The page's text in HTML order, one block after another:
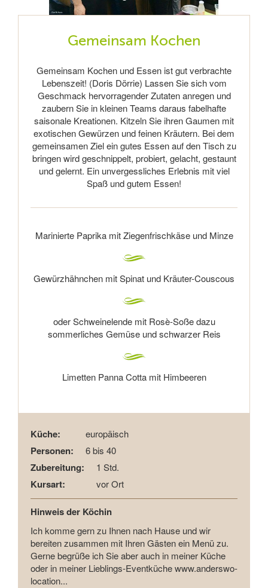
Gemeinsam Kochen
Gemeinsam Kochen und Essen ist gut verbrachte
Lebenszeit! (Doris Dörrie) Lassen Sie sich vom
Geschmack hervorragender Zutaten anregen und
zaubern Sie in kleinen Teams daraus fabelhafte
saisonale Kreationen. Kitzeln Sie ihren Gaumen mit
exotischen Gewürzen und feinen Kräutern. Bei dem
gemeinsamen Ziel ein gutes Essen auf den Tisch zu
bringen wird geschnippelt, probiert, gelacht, gestaunt
und gelernt. Ein unvergessliches Erlebnis mit viel
Spaß und gutem Essen!
Marinierte Paprika mit Ziegenfrischkäse und Minze
Gewürzhähnchen mit Spinat und Kräuter-Couscous
oder Schweinelende mit Rosè-Soße dazu
sommerliches Gemüse und schwarzer Reis
Limetten Panna Cotta mit Himbeeren
Küche: europäisch
Personen: 6 bis 40
Zubereitung: 1 Std.
Kursart: vor Ort
Hinweis der Köchin
Ich komme gern zu Ihnen nach Hause und wir
bereiten zusammen mit Ihren Gästen ein Menü zu.
Gerne begrüße ich Sie aber auch in meiner Küche
oder in meiner Lieblings-Eventküche www.anderswo-
location...